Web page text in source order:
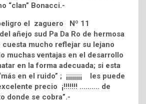
“clan” Bonacci.-
el zaguero Nº 11
añejo sud Pa Da Ro de hermosa
cuesta mucho reflejar su lejano
muchas ventajas en el desarrollo
en la forma adecuada; si esta
en el ruido” ; ¡¡¡¡¡¡¡¡ les puede
precio ¡!!!!!!! ………. de
donde se cobra”.-